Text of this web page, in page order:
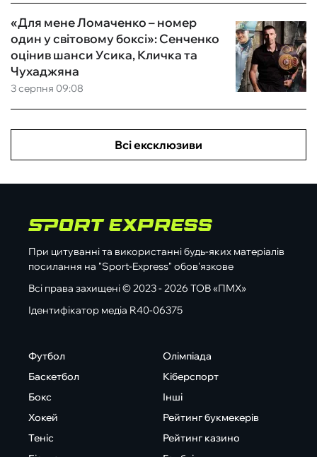
3 серпня 09:08
«Для мене Ломаченко – номер
один у світовому боксі»: Сенченко
оцінив шанси Усика, Кличка та
Чухаджяна
Всі ексклюзиви
При цитуванні та використанні будь-яких матеріалів
посилання на "Sport-Express" обов'язкове
Всі права захищені © 2023 - 2026 ТОВ «ПМХ»
Ідентифікатор медіа R40-06375
Футбол
Баскетбол
Бокс
Хокей
Теніс
Олімпіада
Кіберспорт
Інші
Рейтинг букмекерів
Рейтинг казино